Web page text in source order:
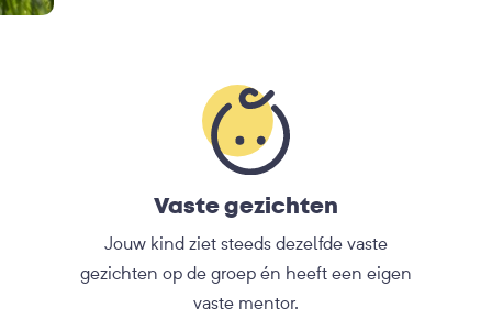
Vaste gezichten
Jouw kind ziet steeds dezelfde vaste
gezichten op de groep én heeft een eigen
vaste mentor.